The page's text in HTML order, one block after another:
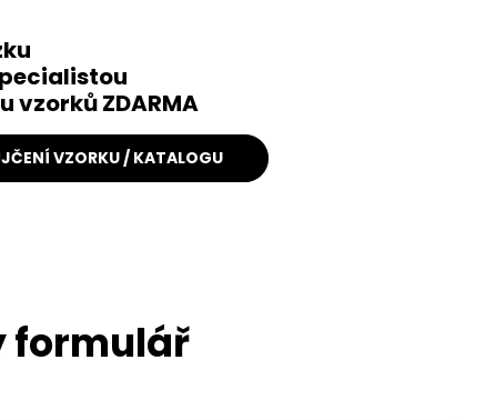
vzorků ZDARMA
VZORKU / KATALOGU
formulář